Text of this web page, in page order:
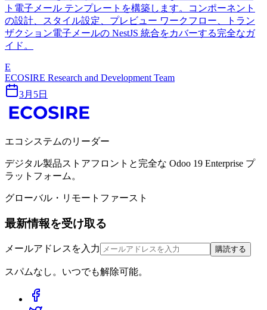
ト電子メール テンプレートを構築します。コンポーネント
の設計、スタイル設定、プレビュー ワークフロー、トラン
ザクション電子メールの NestJS 統合をカバーする完全なガ
イド。
E
ECOSIRE Research and Development Team
3月5日
エコシステムのリーダー
デジタル製品ストアフロントと完全な Odoo 19 Enterprise プ
ラットフォーム。
グローバル・リモートファースト
最新情報を受け取る
メールアドレスを入力 購読する
スパムなし。いつでも解除可能。